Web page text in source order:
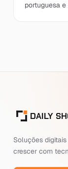
portuguesa e
DAILY
Soluções
crescer com